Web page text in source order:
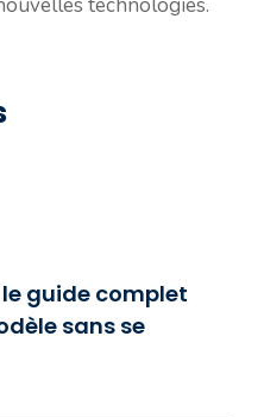
le guide complet
sans se